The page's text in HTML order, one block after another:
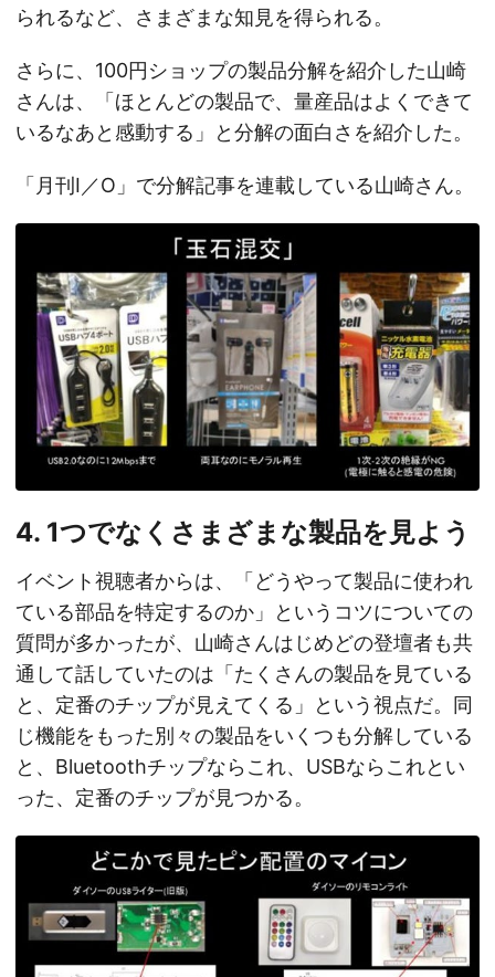
られるなど、さまざまな知見を得られる。
さらに、100円ショップの製品分解を紹介した山崎
さんは、「ほとんどの製品で、量産品はよくできて
いるなあと感動する」と分解の面白さを紹介した。
「月刊I／O」で分解記事を連載している山崎さん。
4. 1つでなくさまざまな製品を見よう
イベント視聴者からは、「どうやって製品に使われ
ている部品を特定するのか」というコツについての
質問が多かったが、山崎さんはじめどの登壇者も共
通して話していたのは「たくさんの製品を見ている
と、定番のチップが見えてくる」という視点だ。同
じ機能をもった別々の製品をいくつも分解している
と、Bluetoothチップならこれ、USBならこれとい
った、定番のチップが見つかる。